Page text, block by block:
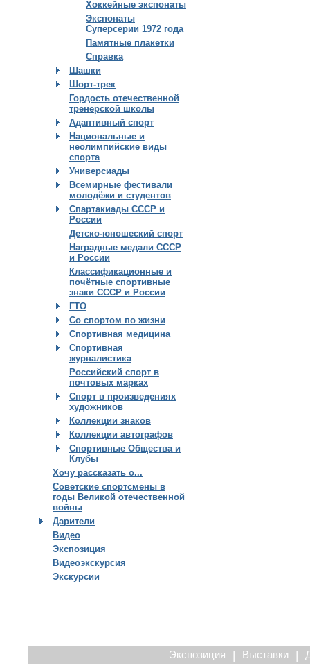
Хоккейные экспонаты
Экспонаты
Суперсерии 1972 года
Памятные плакетки
Справка
Шашки
Шорт-трек
Гордость отечественной
тренерской школы
Адаптивный спорт
Национальные и
неолимпийские виды
спорта
Универсиады
Всемирные фестивали
молодёжи и студентов
Спартакиады СССР и
России
Детско-юношеский спорт
Наградные медали СССР
и России
Классификационные и
почётные спортивные
знаки СССР и России
ГТО
Со спортом по жизни
Спортивная медицина
Спортивная
журналистика
Российский спорт в
почтовых марках
Спорт в произведениях
художников
Коллекции знаков
Коллекции автографов
Спортивные Общества и
Клубы
Хочу рассказать о...
Советские спортсмены в
годы Великой отечественной
войны
Дарители
Видео
Экспозиция
Видеоэкскурсия
Экскурсии
Экспозиция | Выставки |